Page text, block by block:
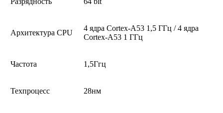
Архитектура CPU
4 ядра Cortex-A53 1,5 ГГц / 4 ядра
Cortex-A53 1 ГГц
Частота 1,5Ггц
Техпроцесс 28нм